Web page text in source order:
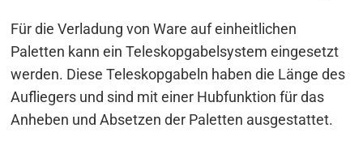
Für die Verladung von Ware auf einheitlichen
Paletten kann ein Teleskopgabelsystem eingesetzt
werden. Diese Teleskopgabeln haben die Länge des
Aufliegers und sind mit einer Hubfunktion für das
Anheben und Absetzen der Paletten ausgestattet.